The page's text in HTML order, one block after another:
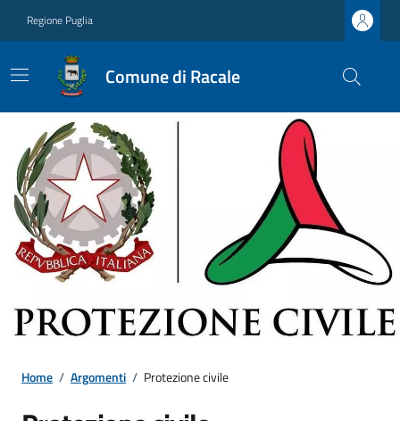
Regione Puglia
Comune di Racale
Home / Argomenti / Protezione civile